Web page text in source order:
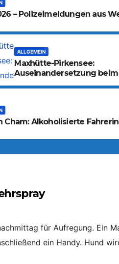
– Polizeimeldungen aus
ALLGEMEIN
Maxhütte-Pirkensee:
Auseinandersetzung
Cham: Alkoholisierte
für Aufregung. Ein
ein Handy. Hund